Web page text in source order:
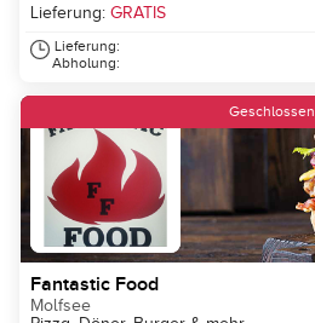
Lieferung: GRATIS
Lieferung:
Abholung:
Geschlossen
Fantastic Food
Molfsee